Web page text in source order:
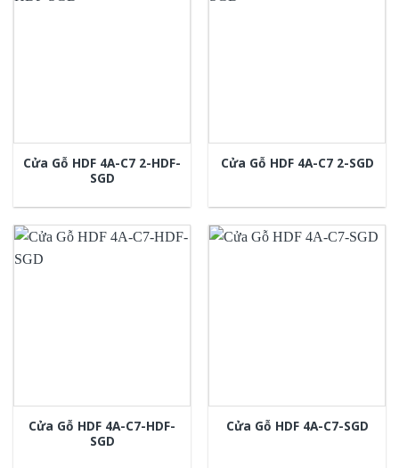
Cửa Gỗ HDF 4A-C7 2-HDF-
SGD
Cửa Gỗ HDF 4A-C7 2-SGD
Cửa Gỗ HDF 4A-C7-HDF-
SGD
Cửa Gỗ HDF 4A-C7-SGD